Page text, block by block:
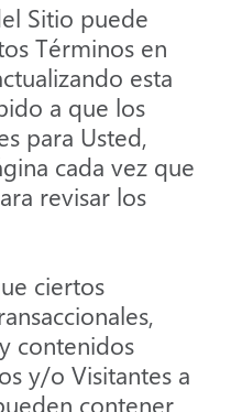
Sitio puede
Términos en
esta
a que los
para Usted,
cada vez que
revisar los
ciertos
contenidos
y/o Visitantes a
contener